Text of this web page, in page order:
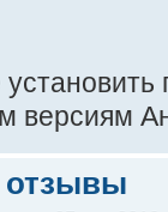
версиям
отзывы